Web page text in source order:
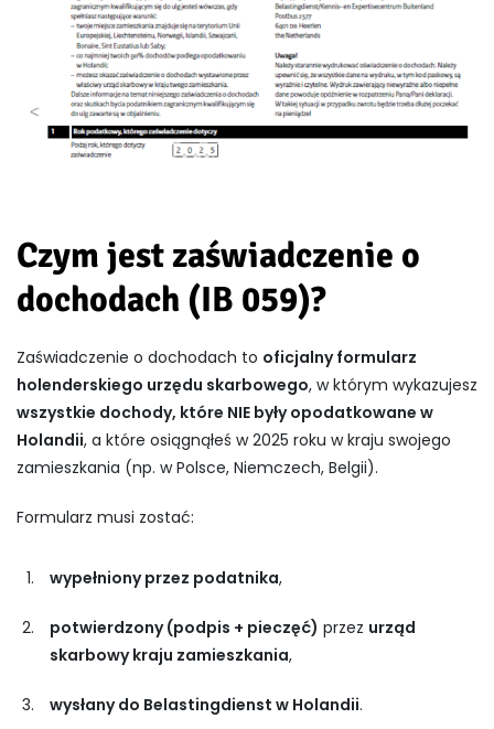
Czym jest zaświadczenie o
dochodach (IB 059)?
Zaświadczenie o dochodach to oficjalny formularz
holenderskiego urzędu skarbowego, w którym wykazujesz
wszystkie dochody, które NIE były opodatkowane w
Holandii, a które osiągnąłeś w 2025 roku w kraju swojego
zamieszkania (np. w Polsce, Niemczech, Belgii).
Formularz musi zostać:
wypełniony przez podatnika,
potwierdzony (podpis + pieczęć) przez urząd
skarbowy kraju zamieszkania,
wysłany do Belastingdienst w Holandii.